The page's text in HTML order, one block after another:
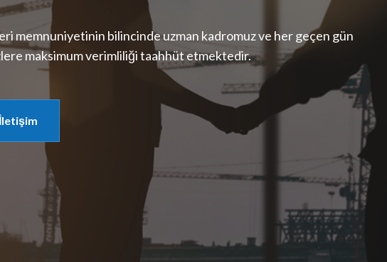
memnuniyetinin bilincinde uzman kadromuz ve her geçen gün
maksimum verimliliği taahhüt etmektedir.
İletişim